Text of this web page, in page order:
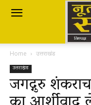
Nutan
Savera
नूतन
Home उत्तराखंड
उत्तराखंड
जगद्गुरु